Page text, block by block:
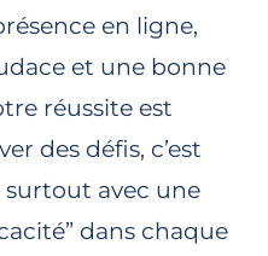
en ligne,
et une bonne
réussite est
des défis, c’est
avec une
dans chaque